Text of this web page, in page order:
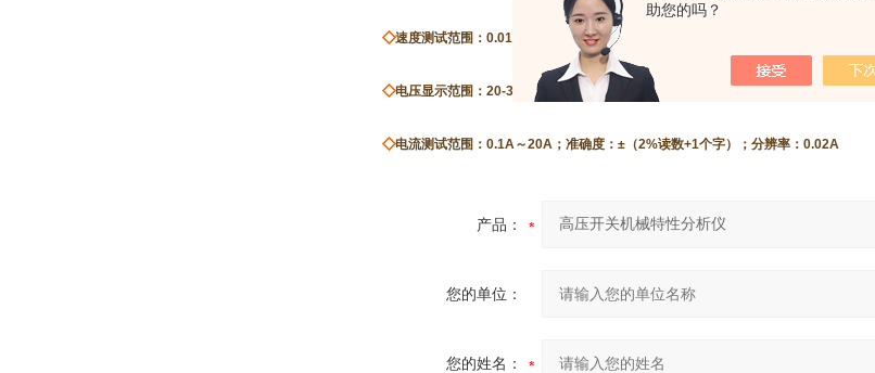
助您的吗？
◇速度测试范围：0.01～20.00m/s；准确度：±（1%读数+1个字）；分辨率：0.01m/s
◇电压显示范围：20-300V；准确度：±（1%读数+1个字）；分辨率：0.3V
◇电流测试范围：0.1A～20A；准确度：±（2%读数+1个字）；分辨率：0.02A
产品：
您的单位：
您的姓名：